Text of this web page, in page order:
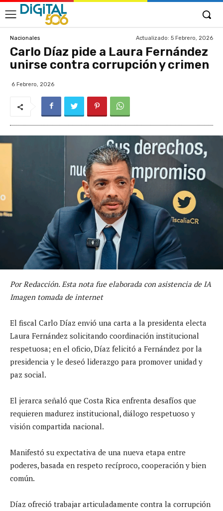
Nacionales Actualizado: 5 Febrero, 2026
Carlo Díaz pide a Laura Fernández
unirse contra corrupción y crimen
6 Febrero, 2026
Por Redacción. Esta nota fue elaborada con asistencia de IA
Imagen tomada de internet
El fiscal Carlo Díaz envió una carta a la presidenta electa
Laura Fernández solicitando coordinación institucional
respetuosa; en el oficio, Díaz felicitó a Fernández por la
presidencia y le deseó liderazgo para promover unidad y
paz social.
El jerarca señaló que Costa Rica enfrenta desafíos que
requieren madurez institucional, diálogo respetuoso y
visión compartida nacional.
Manifestó su expectativa de una nueva etapa entre
poderes, basada en respeto recíproco, cooperación y bien
común.
Díaz ofreció trabajar articuladamente contra la corrupción